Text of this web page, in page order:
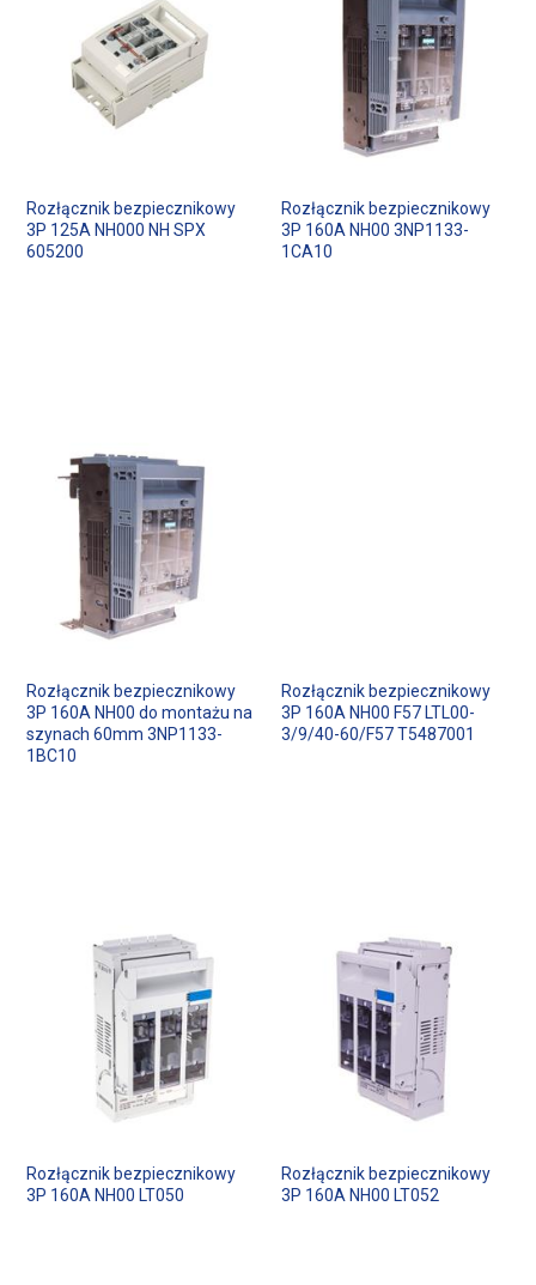
Rozłącznik bezpiecznikowy
3P 125A NH000 NH SPX
605200
Rozłącznik bezpiecznikowy
3P 160A NH00 3NP1133-
1CA10
Rozłącznik bezpiecznikowy
3P 160A NH00 do montażu na
szynach 60mm 3NP1133-
1BC10
Rozłącznik bezpiecznikowy
3P 160A NH00 F57 LTL00-
3/9/40-60/F57 T5487001
Rozłącznik bezpiecznikowy
3P 160A NH00 LT050
Rozłącznik bezpiecznikowy
3P 160A NH00 LT052